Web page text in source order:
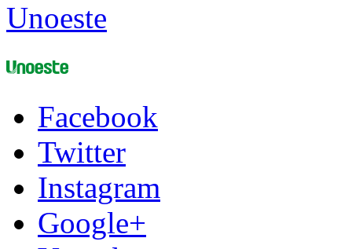
Unoeste
Facebook
Twitter
Instagram
Google+